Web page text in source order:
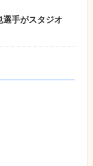
手がスタジオ